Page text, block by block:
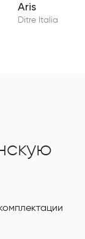
Aris
Ditre Italia